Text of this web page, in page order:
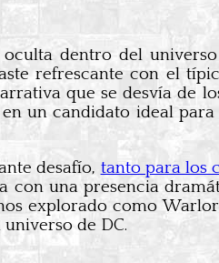
dentro del
refrescante con el
que se desvía de
un candidato ideal
desafío, tanto para los
una presencia
explorado como
de DC.